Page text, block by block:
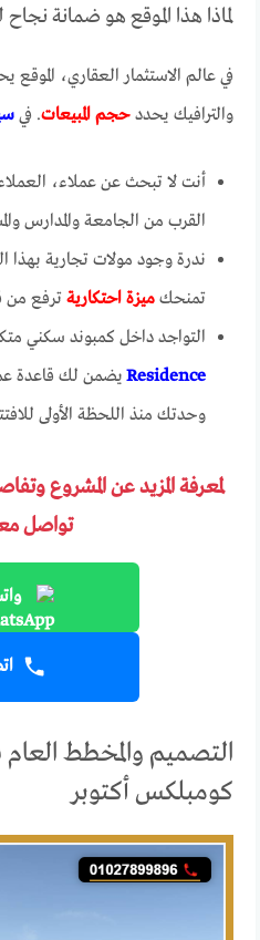
لماذا هذا الموقع هو ضمانة
في عالم الاستثمار العقاري، الموقع
والترافيك يحددحجم المبيعات. في
أنت لا تبحث عن عملاء،
القرب من الجامعة والمدارس
ندرة وجود مولات تجارية بهذا
تمنحكميزة احتكارية ترفع من
التواجد داخل كمبوند سكني
Residence يضمن لك قاعدة
وحدتك منذ اللحظة الأولى
لمعرفة المزيد عن المشروع
تواصل
التصميم والمخطط
كومبلكس أكتوبر